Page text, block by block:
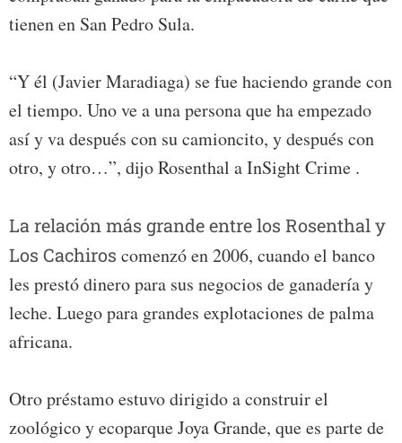
tienen en San Pedro Sula.
“Y él (Javier Maradiaga) se fue haciendo grande con
el tiempo. Uno ve a una persona que ha empezado
así y va después con su camioncito, y después con
otro, y otro…”, dijo Rosenthal a InSight Crime .
La relación más grande entre los Rosenthal y
Los Cachiros comenzó en 2006, cuando el banco
les prestó dinero para sus negocios de ganadería y
leche. Luego para grandes explotaciones de palma
africana.
Otro préstamo estuvo dirigido a construir el
zoológico y ecoparque Joya Grande, que es parte de